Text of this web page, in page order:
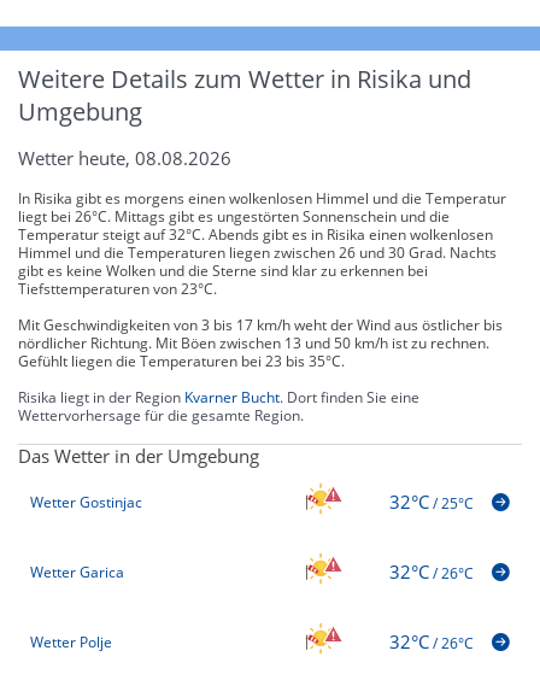
Weitere Details zum Wetter in Risika und
Umgebung
Wetter heute, 08.08.2026
In Risika gibt es morgens einen wolkenlosen Himmel und die Temperatur
liegt bei 26°C. Mittags gibt es ungestörten Sonnenschein und die
Temperatur steigt auf 32°C. Abends gibt es in Risika einen wolkenlosen
Himmel und die Temperaturen liegen zwischen 26 und 30 Grad. Nachts
gibt es keine Wolken und die Sterne sind klar zu erkennen bei
Tiefsttemperaturen von 23°C.
Mit Geschwindigkeiten von 3 bis 17 km/h weht der Wind aus östlicher bis
nördlicher Richtung. Mit Böen zwischen 13 und 50 km/h ist zu rechnen.
Gefühlt liegen die Temperaturen bei 23 bis 35°C.
Risika liegt in der Region Kvarner Bucht. Dort finden Sie eine
Wettervorhersage für die gesamte Region.
Das Wetter in der Umgebung
Wetter Gostinjac 32°C/25°C
Wetter Garica 32°C/26°C
Wetter Polje 32°C/26°C